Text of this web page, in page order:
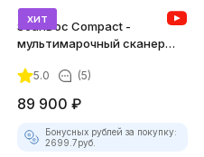
хит
ScanDoc Compact -
мультимарочный сканер
5.0 (5)
89 900 ₽
Бонусных рублей за покупку:
2699.7руб.